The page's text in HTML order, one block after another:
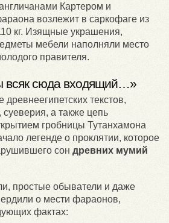
Картером и
возлежит в саркофаге из
кг. Изящные украшения,
мебели наполняли место
правителя.
всяк сюда входящий…»
текстов,
а также цепь
гробницы Тутанхамона
легенде о проклятии, которое
сон древних мумий
простые обыватели и даже
о мести фараонов,
фактах: